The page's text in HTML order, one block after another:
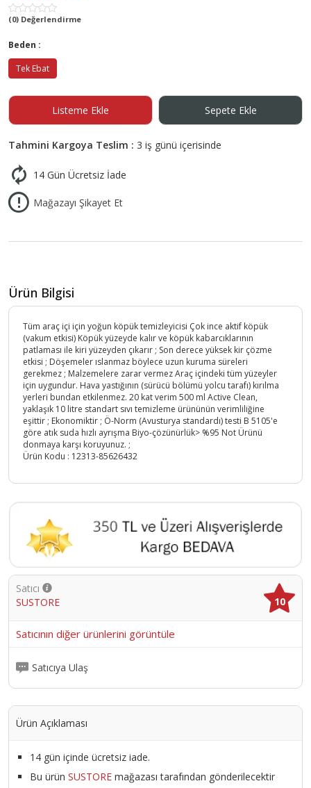
(0) Değerlendirme
Beden :
Tek Ebat
Listeme Ekle Sepete Ekle
Tahmini Kargoya Teslim : 3 iş günü içerisinde
14 Gün Ücretsiz İade
Mağazayı Şikayet Et
Ürün Bilgisi
Tüm araç içi için yoğun köpük temizleyicisi Çok ince aktif köpük
(vakum etkisi) Köpük yüzeyde kalır ve köpük kabarcıklarının
patlaması ile kiri yüzeyden çıkarır ; Son derece yüksek kir çözme
etkisi ; Döşemeler ıslanmaz böylece uzun kuruma süreleri
gerekmez ; Malzemelere zarar vermez Araç içindeki tüm yüzeyler
için uygundur. Hava yastığının (sürücü bölümü yolcu tarafı) kırılma
yerleri bundan etkilenmez. 20 kat verim 500 ml Active Clean,
yaklaşık 10 litre standart sıvı temizleme ürününün verimliliğine
eşittir ; Ekonomiktir ; Ö-Norm (Avusturya standardı) testi B 5105'e
göre atık suda hızlı ayrışma Biyo-çözünürlük> %95 Not Ürünü
donmaya karşı koruyunuz. ;
Ürün Kodu : 12313-85626432
Satıcı
SUSTORE
10
Satıcının diğer ürünlerini görüntüle
Satıcıya Ulaş
Ürün Açıklaması
14 gün içinde ücretsiz iade.
Bu ürün SUSTORE mağazası tarafından gönderilecektir